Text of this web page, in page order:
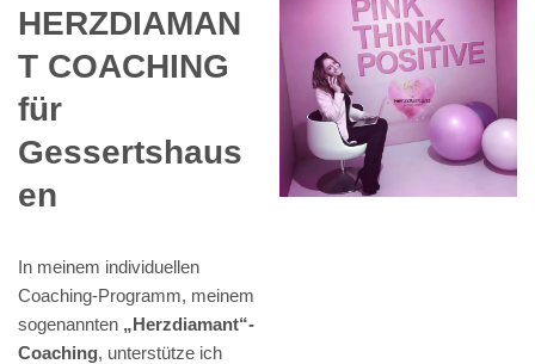
HERZDIAMAN
T COACHING
für
Gessertshaus
en
In meinem individuellen
Coaching-Programm, meinem
sogenannten „Herzdiamant“-
Coaching, unterstütze ich